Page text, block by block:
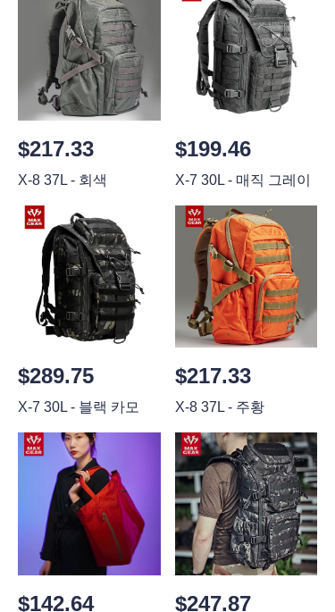
$217.33
X-8 37L - 회색
$199.46
X-7 30L - 매직 그레이
$289.75
X-7 30L - 블랙 카모
$217.33
X-8 37L - 주황
$142.64 $247.87